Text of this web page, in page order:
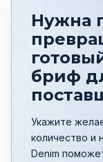
Нужна
бриф
Укажите
количество и
Denim